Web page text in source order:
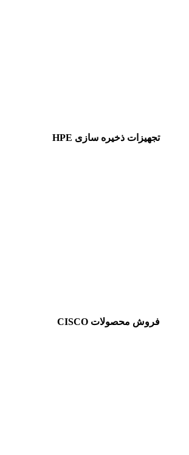
تجهیزات ذخیره سازی HPE
فروش محصولات CISCO